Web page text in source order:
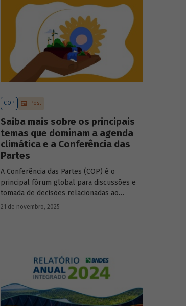
COP Post
Saiba mais sobre os principais
temas que dominam a agenda
climática e a Conferência das
Partes
A Conferência das Partes (COP) é o
principal fórum global para discussões e
tomada de decisões relacionadas ao
enfrentamento da crise climática. Tendo em
compromissos, planos de ações e metas,
com prazos e recursos definidos.
21 de novembro, 2025